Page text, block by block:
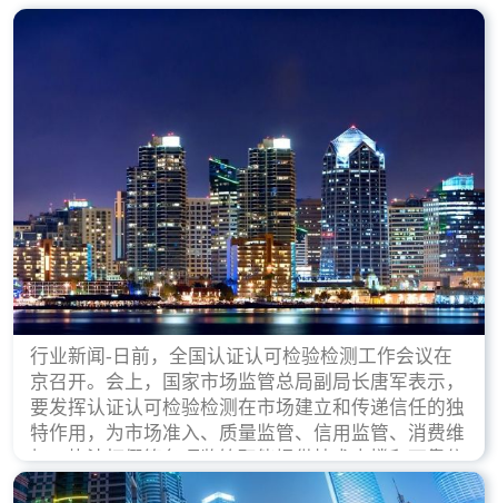
行业新闻-日前，全国认证认可检验检测工作会议在
京召开。会上，国家市场监管总局副局长唐军表示，
要发挥认证认可检验检测在市场建立和传递信任的独
特作用，为市场准入、质量监管、信用监管、消费维
权、执法打假等各项监管职能提供技术支撑和可靠依
据。